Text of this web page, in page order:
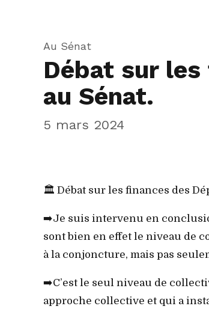
Au Sénat
Débat sur
au Sénat.
5 mars 2024
🏛️ Débat sur les finances des
➡️Je suis intervenu en
sont bien en effet le niveau de
à la conjoncture, mais pas
➡️C’est le seul niveau de
approche collective et qui a